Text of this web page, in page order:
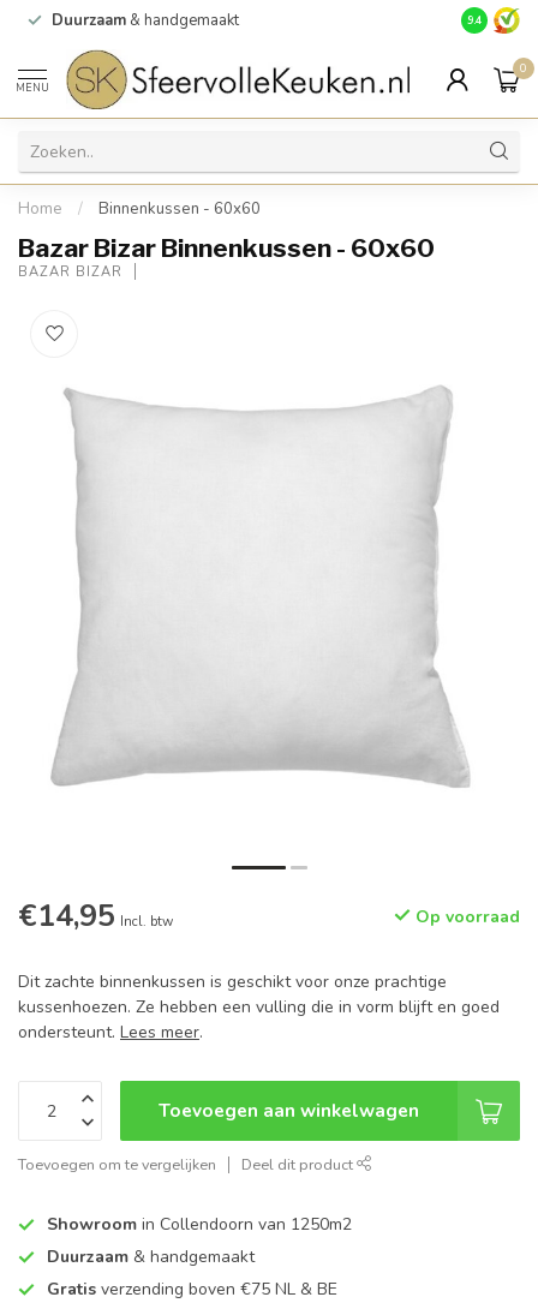
Duurzaam & handgemaakt Gratis
9.4
MENU
0
Home / Binnenkussen - 60x60
Bazar Bizar Binnenkussen - 60x60
BAZAR BIZAR
€14,95 Incl. btw Op voorraad
Dit zachte binnenkussen is geschikt voor onze prachtige
kussenhoezen. Ze hebben een vulling die in vorm blijft en goed
ondersteunt. Lees meer.
Toevoegen aan winkelwagen
Toevoegen om te vergelijken Deel dit product
Showroom in Collendoorn van 1250m2
Duurzaam & handgemaakt
Gratis verzending boven €75 NL & BE